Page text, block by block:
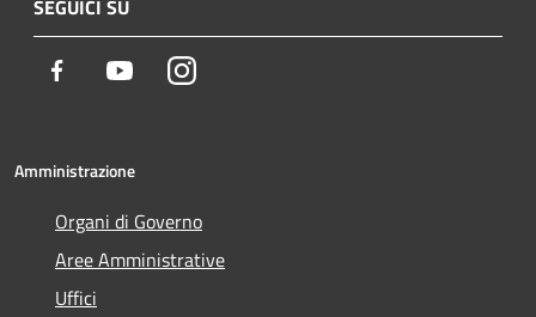
SEGUICI SU
Facebook YoutubeInstagram
Amministrazione
Organi di Governo
Aree Amministrative
Uffici